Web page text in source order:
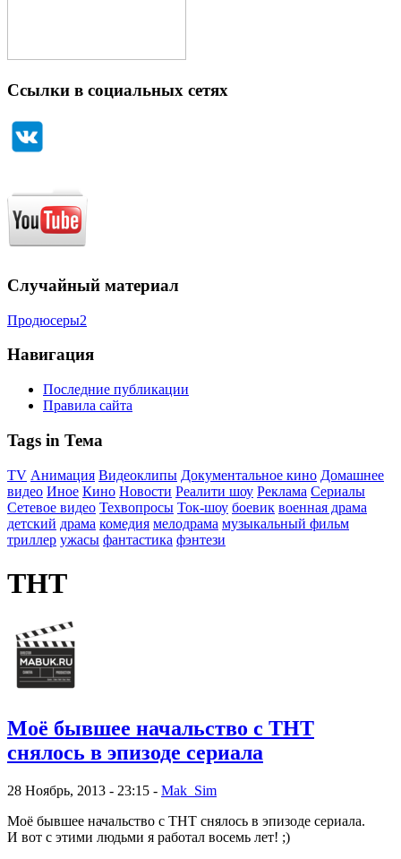
Ссылки в социальных сетях
Случайный материал
Продюсеры2
Навигация
Последние публикации
Правила сайта
Tags in Тема
TV Анимация Видеоклипы Документальное кино Домашнее
видео Иное Кино Новости Реалити шоу Реклама Сериалы
Сетевое видео Техвопросы Ток-шоу боевик военная драма
детский драма комедия мелодрама музыкальный фильм
триллер ужасы фантастика фэнтези
ТНТ
Моё бывшее начальство с ТНТ
снялось в эпизоде сериала
28 Ноябрь, 2013 - 23:15 - Mak_Sim
Моё бывшее начальство с ТНТ снялось в эпизоде сериала.
И вот с этими людьми я работал восемь лет! ;)